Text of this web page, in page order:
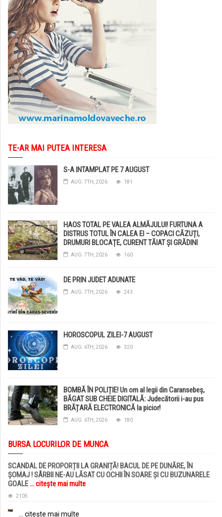
TE-AR MAI PUTEA INTERESA
S-A INTAMPLAT PE 7 AUGUST
AUG. 7TH, 2026 181
HAOS TOTAL PE VALEA ALMĂJULUI! FURTUNA A
DISTRUS TOTUL ÎN CALEA EI – COPACI CĂZUȚI,
DRUMURI BLOCAȚE, CURENT TĂIAT ȘI GRĂDINI
DISTRUSE DE GRINDINĂ!
AUG. 7TH, 2026 160
DE PRIN JUDET ADUNATE
AUG. 7TH, 2026 243
HOROSCOPUL ZILEI-7 AUGUST
AUG. 6TH, 2026 320
BOMBĂ ÎN POLIȚIE! Un om al legii din Caransebeș,
BĂGAT SUB CHEIE DIGITALĂ: Judecătorii i-au pus
BRĂȚARĂ ELECTRONICĂ la picior!
AUG. 6TH, 2026 180
BURSA LOCURILOR DE MUNCA
SCANDAL DE PROPORȚII LA GRANIȚĂ! BACUL DE PE DUNĂRE, ÎN
ȘOMAJ ! SÂRBII NE-AU LĂSAT CU OCHII ÎN SOARE ȘI CU BUZUNARELE
GOALE... citește mai multe
2105
... citește mai multe